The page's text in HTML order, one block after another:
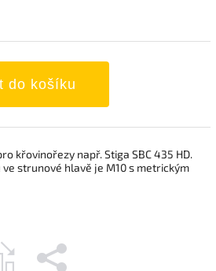
do košíku
křovinořezy např. Stiga SBC 435 HD.
strunové hlavě je M10 s metrickým